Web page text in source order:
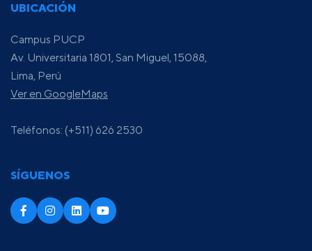
UBICACIÓN
Campus PUCP
Av. Universitaria 1801, San Miguel, 15088,
Lima, Perú
Ver en GoogleMaps
Teléfonos: (+511) 626 2530
SÍGUENOS